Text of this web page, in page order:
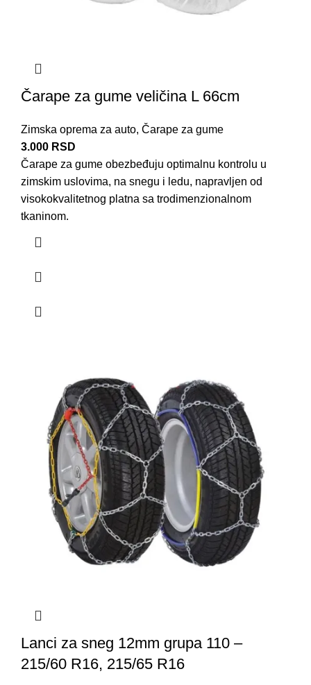
Čarape za gume veličina L 66cm
Zimska oprema za auto, Čarape za gume
3.000 RSD
Čarape za gume obezbeđuju optimalnu kontrolu u
zimskim uslovima, na snegu i ledu, napravljen od
visokokvalitetnog platna sa trodimenzionalnom
tkaninom.
Lanci za sneg 12mm grupa 110 –
215/60 R16, 215/65 R16